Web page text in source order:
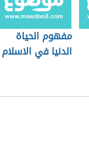
مفهوم الحياة
الدنيا في الاسلام